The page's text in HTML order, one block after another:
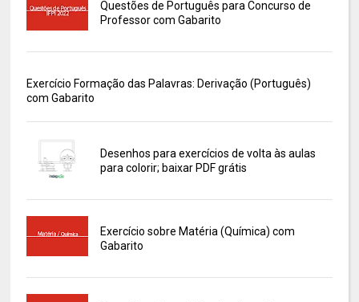
Questões de Português para Concurso de
Professor com Gabarito
Exercício Formação das Palavras: Derivação (Português)
com Gabarito
Desenhos para exercícios de volta às aulas
para colorir; baixar PDF grátis
Exercício sobre Matéria (Química) com
Gabarito